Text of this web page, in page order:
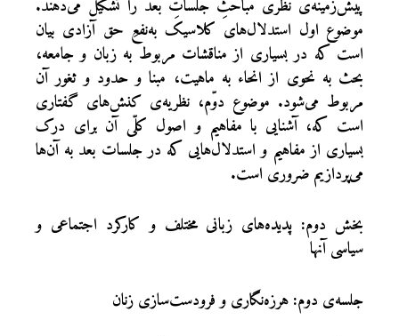
پیش‌زمینه‌ی نظری مباحثِ جلساتِ بعد را تشکیل می‌دهند.
موضوع اول استدلال‌های کلاسیک به‌نفعِ حق آزادی بیان
است که در بسیاری از مناقشات مربوط به زبان و جامعه،
بحث به نحوی از انحاء به ماهیت، مبنا و حدود و ثغور آن
مربوط می‌شود. موضوع دوّم، نظریه‌ی کنش‌های گفتاری
است که، آشنایی با مفاهیم و اصول کلّی آن برای درک
بسیاری از مفاهیم و استدلال‌هایی که در جلسات بعد به آن‌ها
می‌پردازیم ضروری است.
بخش دوم: پدیده‌های زبانی مختلف و کارکرد اجتماعی و
سیاسی آنها
جلسه‌ی دوم: هرزه‌نگاری و فرودست‌سازی زنان